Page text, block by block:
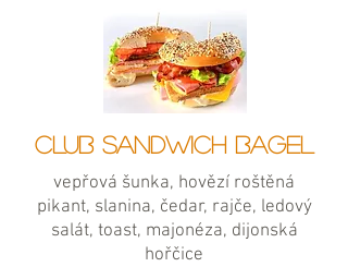
CLUB SANDWICH BAGEL
vepřová šunka, hovězí roštěná
pikant, slanina, čedar, rajče, ledový
salát, toast, majonéza, dijonská
hořčice